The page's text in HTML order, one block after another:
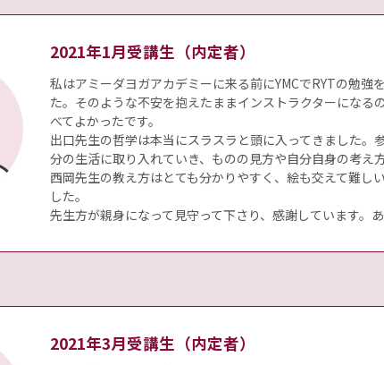
2021年1月受講生（内定者）
私はアミーダヨガアカデミーに来る前にYMCでRYTの勉
た。そのような不安を抱えたままインストラクターにな
べてよかったです。
出口先生の哲学は本当にスラスラと頭に入ってきました
分の生活に取り入れていき、ものの見方や自分自身の考え
西岡先生の教え方はとても分かりやすく、絵も交えて難し
した。
先生方が親身になって見守って下さり、感謝しています。
2021年3月受講生（内定者）